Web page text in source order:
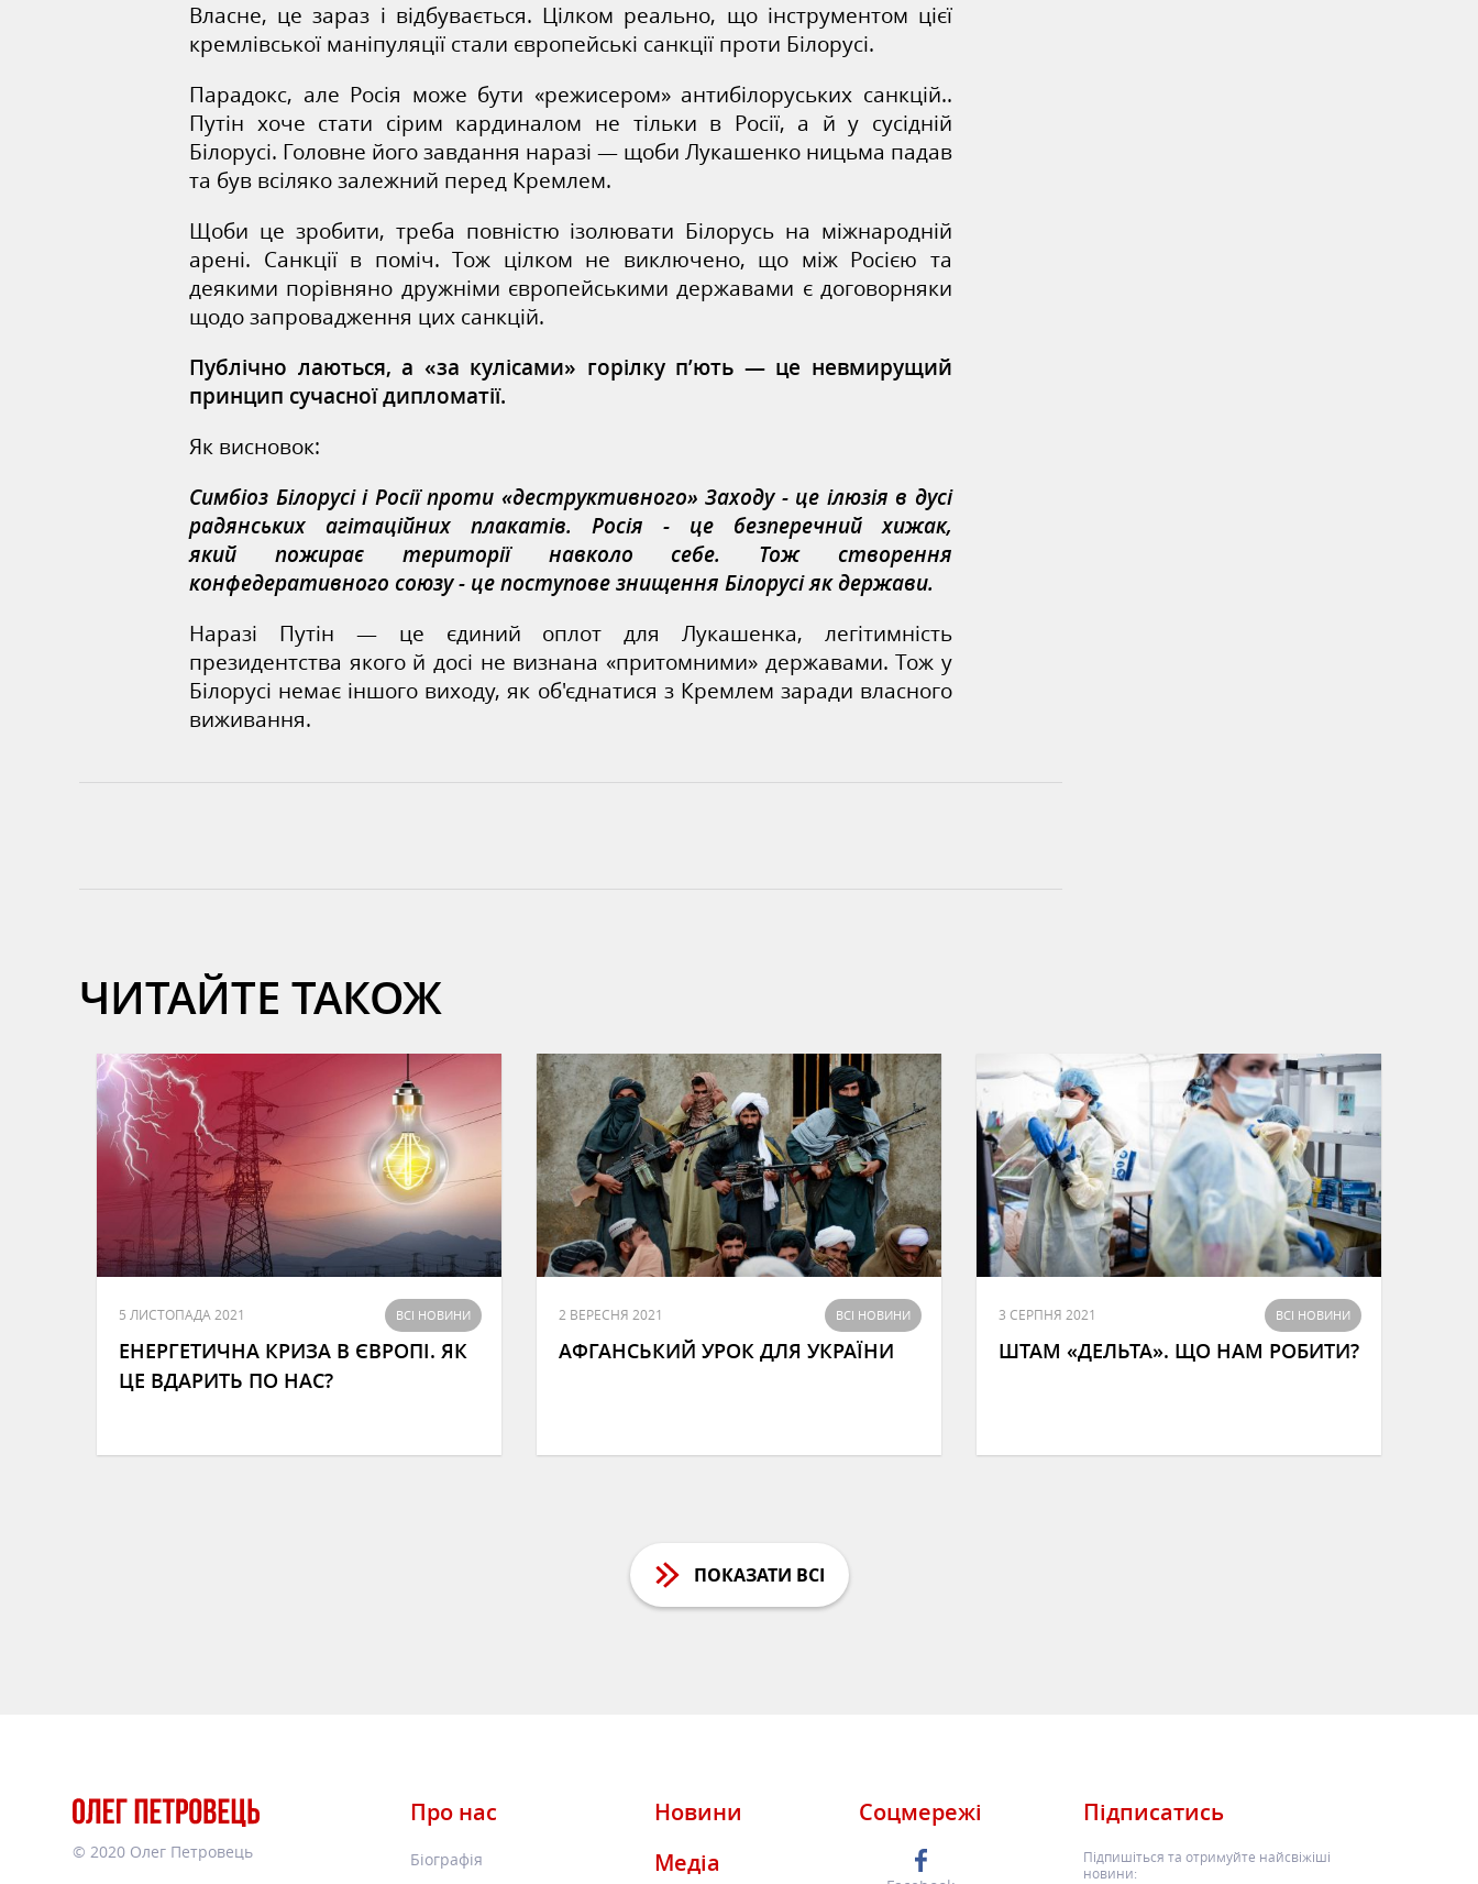
Власне, це зараз і відбувається. Цілком реально, що інструментом цієї
кремлівської маніпуляції стали європейські санкції проти Білорусі.
Парадокс, але Росія може бути «режисером» антибілоруських санкцій..
Путін хоче стати сірим кардиналом не тільки в Росії, а й у сусідній
Білорусі. Головне його завдання наразі — щоби Лукашенко ницьма падав
та був всіляко залежний перед Кремлем.
Щоби це зробити, треба повністю ізолювати Білорусь на міжнародній
арені. Санкції в поміч. Тож цілком не виключено, що між Росією та
деякими порівняно дружніми європейськими державами є договорняки
щодо запровадження цих санкцій.
Публічно лаються, а «за кулісами» горілку п’ють — це невмирущий
принцип сучасної дипломатії.
Як висновок:
Симбіоз Білорусі і Росії проти «деструктивного» Заходу - це ілюзія в дусі
радянських агітаційних плакатів. Росія - це безперечний хижак,
який пожирає території навколо себе. Тож створення
конфедеративного союзу - це поступове знищення Білорусі як держави.
Наразі Путін — це єдиний оплот для Лукашенка, легітимність
президентства якого й досі не визнана «притомними» державами. Тож у
Білорусі немає іншого виходу, як об'єднатися з Кремлем заради власного
виживання.
ЧИТАЙТЕ ТАКОЖ
5 ЛИСТОПАДА 2021 ВСІ НОВИНИ
ЕНЕРГЕТИЧНА КРИЗА В ЄВРОПІ. ЯК
ЦЕ ВДАРИТЬ ПО НАС?
2 ВЕРЕСНЯ 2021 ВСІ НОВИНИ
АФГАНСЬКИЙ УРОК ДЛЯ УКРАЇНИ
3 СЕРПНЯ 2021 ВСІ НОВИНИ
ШТАМ «ДЕЛЬТА». ЩО НАМ РОБИТИ?
ПОКАЗАТИ ВСІ
© 2020 Олег Петровець
Про нас
Біографія
Новини
Медіа
Соцмережі Підписатись
Підпишіться та отримуйте найсвіжіші
новини: